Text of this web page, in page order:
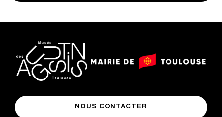
musée
des
de
NOUS CONTACTER